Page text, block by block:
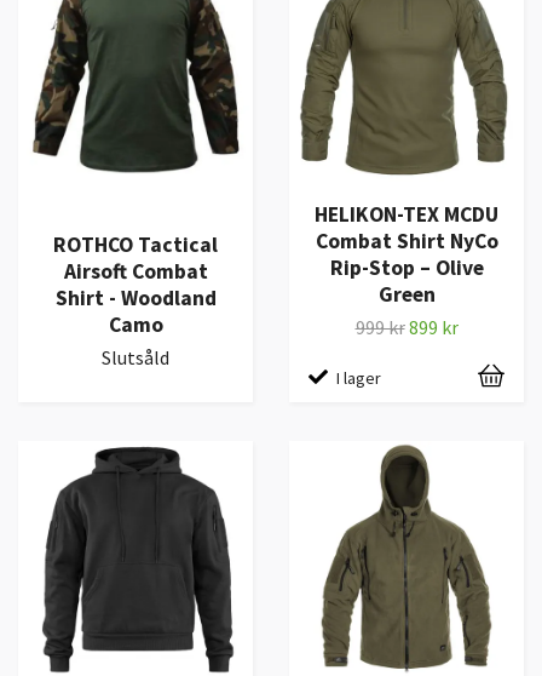
ROTHCO Tactical
Airsoft Combat
Shirt - Woodland
Camo
Slutsåld
HELIKON-TEX MCDU
Combat Shirt NyCo
Rip-Stop – Olive
Green
999 kr899 kr
I lager